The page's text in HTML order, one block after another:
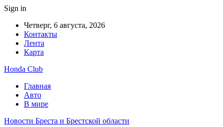
Sign in
Четверг, 6 августа, 2026
Контакты
Лента
Карта
Honda Club
Главная
Авто
В мире
Новости Бреста и Брестской области